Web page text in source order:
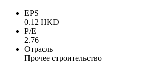
EPS
0.12 HKD
P/E
2.76
Отрасль
Прочее строительство